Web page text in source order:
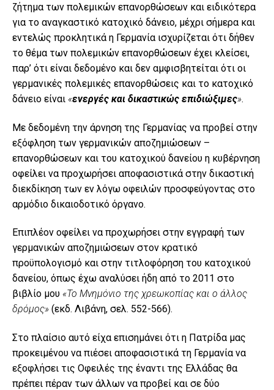
ζήτημα των πολεμικών επανορθώσεων και ειδικότερα
για το αναγκαστικό κατοχικό δάνειο, μέχρι σήμερα και
εντελώς προκλητικά η Γερμανία ισχυρίζεται ότι δήθεν
το θέμα των πολεμικών επανορθώσεων έχει κλείσει,
παρ’ ότι είναι δεδομένο και δεν αμφισβητείται ότι οι
γερμανικές πολεμικές επανορθώσεις και το κατοχικό
δάνειο είναι «ενεργές και δικαστικώς επιδιώξιμες».
Με δεδομένη την άρνηση της Γερμανίας να προβεί στην
εξόφληση των γερμανικών αποζημιώσεων –
επανορθώσεων και του κατοχικού δανείου η κυβέρνηση
οφείλει να προχωρήσει αποφασιστικά στην δικαστική
διεκδίκηση των εν λόγω οφειλών προσφεύγοντας στο
αρμόδιο δικαιοδοτικό όργανο.
Επιπλέον οφείλει να προχωρήσει στην εγγραφή των
γερμανικών αποζημιώσεων στον κρατικό
προϋπολογισμό και στην τιτλοφόρηση του κατοχικού
δανείου, όπως έχω αναλύσει ήδη από το 2011 στο
βιβλίο μου «Το Μνημόνιο της χρεωκοπίας και ο άλλος
δρόμος» (εκδ. Λιβάνη, σελ. 552-566).
Στο πλαίσιο αυτό είχα επισημάνει ότι η Πατρίδα μας
προκειμένου να πιέσει αποφασιστικά τη Γερμανία να
εξοφλήσει τις Οφειλές της έναντι της Ελλάδας θα
πρέπει πέραν των άλλων να προβεί και σε δύο